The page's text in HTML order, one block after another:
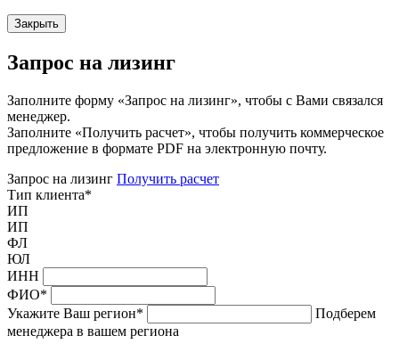
Закрыть
Запрос на лизинг
Заполните форму «Запрос на лизинг», чтобы с Вами связался
менеджер.
Заполните «Получить расчет», чтобы получить коммерческое
предложение в формате PDF на электронную почту.
Запрос на лизинг Получить расчет
Тип клиента*
ИП
ИП
ФЛ
ЮЛ
ИНН
ФИО*
Укажите Ваш регион*
Подберем
менеджера в вашем региона